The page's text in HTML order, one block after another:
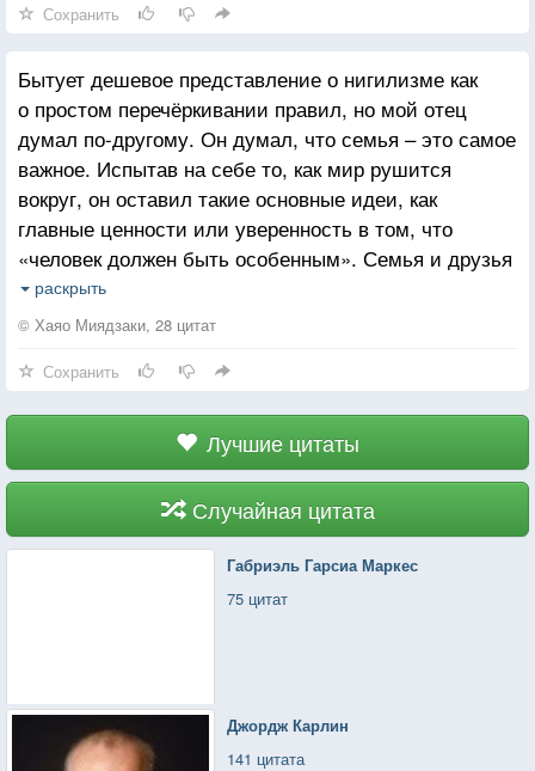
новую мораль, новое просвещение, которые придут
на смену рожденным из предрассудков и страсти ко
всему сверхъестественному.
Сохранить
Бытует дешевое представление о нигилизме как
о простом перечёркивании правил, но мой отец
думал по-другому. Он думал, что семья – это самое
важное. Испытав на себе то, как мир рушится
вокруг, он оставил такие основные идеи, как
главные ценности или уверенность в том, что
«человек должен быть особенным». Семья и друзья
– вот какие ценности он пытался защищать по мере
своих сил. Он думал, что он не обязан нести
обществом. Его любимой фразой было: «Не делай
раскрыть
© Хаяо Миядзаки, 28 цитат
Сохранить
Лучшие цитаты
Случайная цитата
Габриэль Гарсиа Маркес
75 цитат
Джордж Карлин
141 цитата